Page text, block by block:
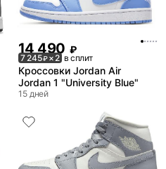
14 490 ₽
7 245₽× 2 в сплит
Кроссовки Jordan Air
Jordan 1 "University Blue"
15 дней